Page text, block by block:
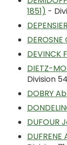
1851) -
DEVINCK
DIETZ-
Division 54
DOBRY
DUFOUR